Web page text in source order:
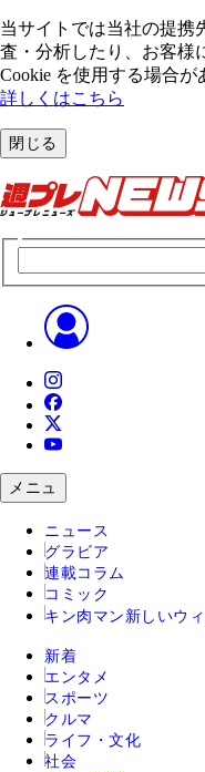
当サイトでは当社の提携
査・分析したり、お客様
Cookie を使⽤する場合が
詳しくはこちら
閉じる
メニュ
ニュース
グラビア
連載コラム
コミック
キン肉マン 新しいウ
新着
エンタメ
スポーツ
クルマ
ライフ・文化
社会